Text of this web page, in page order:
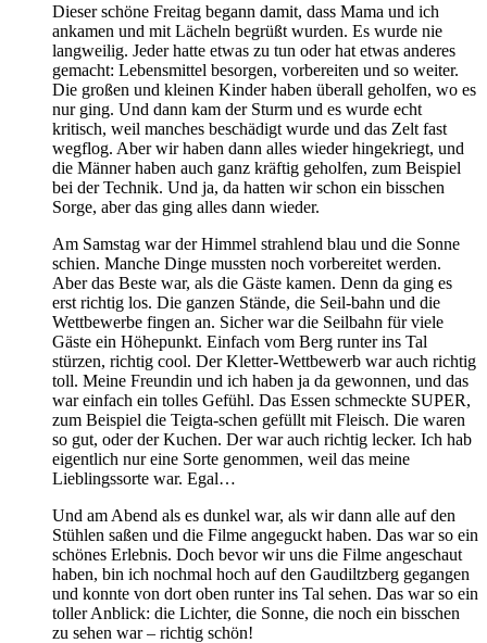
Dieser schöne Freitag begann damit, dass Mama und ich
ankamen und mit Lächeln begrüßt wurden. Es wurde nie
langweilig. Jeder hatte etwas zu tun oder hat etwas anderes
gemacht: Lebensmittel besorgen, vorbereiten und so weiter.
Die großen und kleinen Kinder haben überall geholfen, wo es
nur ging. Und dann kam der Sturm und es wurde echt
kritisch, weil manches beschädigt wurde und das Zelt fast
wegflog. Aber wir haben dann alles wieder hingekriegt, und
die Männer haben auch ganz kräftig geholfen, zum Beispiel
bei der Technik. Und ja, da hatten wir schon ein bisschen
Sorge, aber das ging alles dann wieder.
Am Samstag war der Himmel strahlend blau und die Sonne
schien. Manche Dinge mussten noch vorbereitet werden.
Aber das Beste war, als die Gäste kamen. Denn da ging es
erst richtig los. Die ganzen Stände, die Seil-bahn und die
Wettbewerbe fingen an. Sicher war die Seilbahn für viele
Gäste ein Höhepunkt. Einfach vom Berg runter ins Tal
stürzen, richtig cool. Der Kletter-Wettbewerb war auch richtig
toll. Meine Freundin und ich haben ja da gewonnen, und das
war einfach ein tolles Gefühl. Das Essen schmeckte SUPER,
zum Beispiel die Teigta-schen gefüllt mit Fleisch. Die waren
so gut, oder der Kuchen. Der war auch richtig lecker. Ich hab
eigentlich nur eine Sorte genommen, weil das meine
Lieblingssorte war. Egal…
Und am Abend als es dunkel war, als wir dann alle auf den
Stühlen saßen und die Filme angeguckt haben. Das war so ein
schönes Erlebnis. Doch bevor wir uns die Filme angeschaut
haben, bin ich nochmal hoch auf den Gaudiltzberg gegangen
und konnte von dort oben runter ins Tal sehen. Das war so ein
toller Anblick: die Lichter, die Sonne, die noch ein bisschen
zu sehen war – richtig schön!